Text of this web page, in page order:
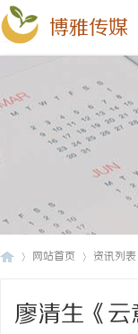
博雅传媒
网站首页 资讯列表
廖清生《